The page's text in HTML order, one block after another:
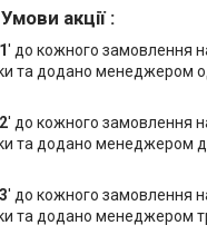
Умови акції :
' до кожного замовлення
та додано менеджером
' до кожного замовлення
та додано менеджером
' до кожного замовлення
та додано менеджером